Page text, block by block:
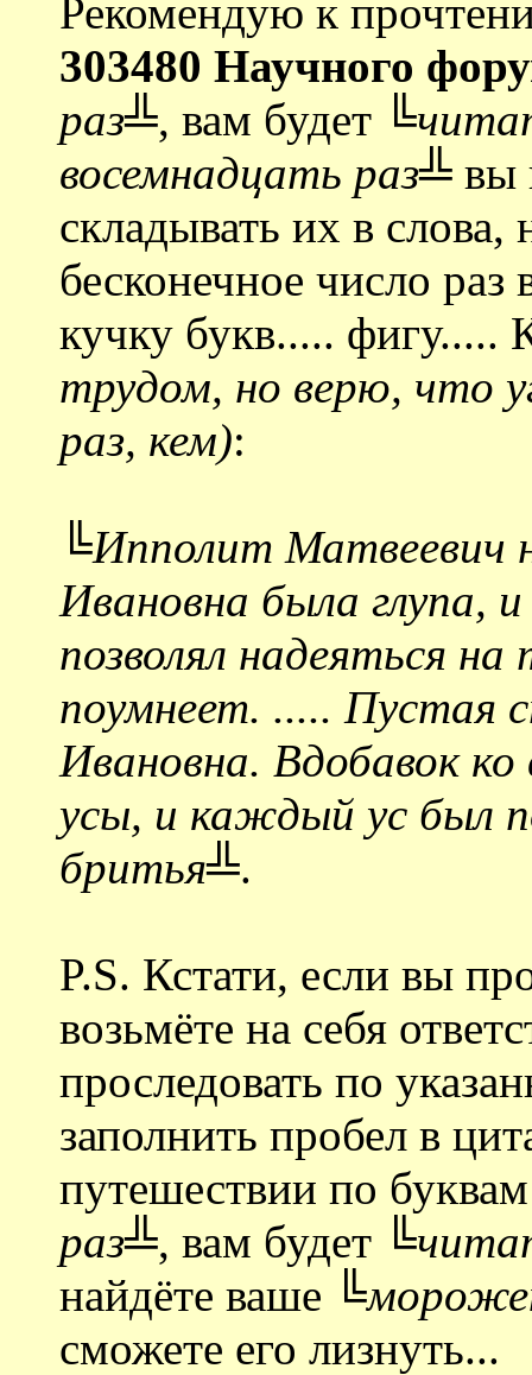
Рекомендую к
303480 Научного
раз╩, вам будет
восемнадцать раз╩ вы
складывать их в слова,
бесконечное число
кучку букв..... фигу.....
трудом, но верю, что
раз, кем):
╚Ипполит Матвеевич
Ивановна была глупа,
позволял надеяться
поумнеет. ..... Пустая
Ивановна. Вдобавок ко
усы, и каждый ус был
бритья╩.
P.S. Кстати, если вы
возьмёте на себя
проследовать по
заполнить пробел в
путешествии по
раз╩, вам будет
найдёте ваше
сможете его лизнуть...